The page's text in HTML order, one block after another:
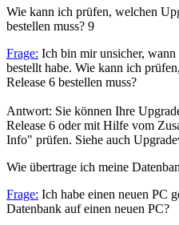
Wie kann ich prüfen, welchen
bestellen muss? 9
Frage: Ich bin mir unsicher,
bestellt habe. Wie kann ich
Release 6 bestellen muss?
Antwort: Sie können Ihre
Release 6 oder mit Hilfe vom
Info" prüfen. Siehe auch
Wie übertrage ich meine
Frage: Ich habe einen neuen PC
Datenbank auf einen neuen PC?